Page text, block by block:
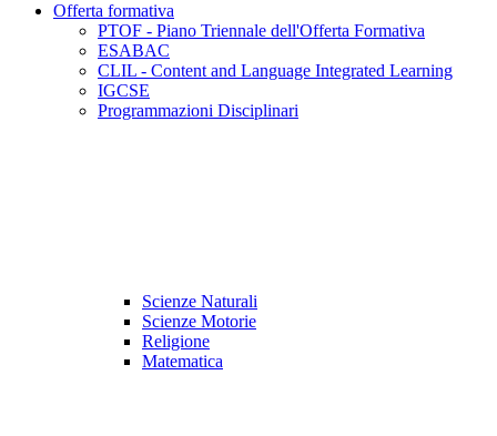
Offerta formativa
PTOF - Piano Triennale dell'Offerta Formativa
ESABAC
CLIL - Content and Language Integrated Learning
IGCSE
Programmazioni Disciplinari
Scienze Naturali
Scienze Motorie
Religione
Matematica